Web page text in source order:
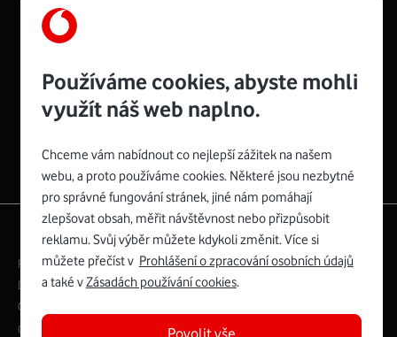
Spojte se s Vodafonem
English
Právní­ podmí­nky
Ochrana soukromí­
Digitální odpovědnost
Cookies
Dokumenty
Ceník
Copyright © 2026 Vodafone Czech Republic a.s.
Používáme cookies, abyste mohli
využít náš web naplno.
Chceme vám nabídnout co nejlepší zážitek na našem
webu, a proto používáme cookies. Některé jsou nezbytné
pro správné fungování stránek, jiné nám pomáhají
zlepšovat obsah, měřit návštěvnost nebo přizpůsobit
reklamu. Svůj výběr můžete kdykoli změnit. Více si
můžete přečíst v Prohlášení o zpracování osobních údajů
a také vZásadách používání cookies.
Povolit vše